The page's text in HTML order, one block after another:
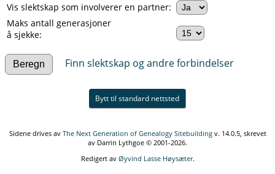
Vis slektskap som involverer en partner:
Maks antall generasjoner
å sjekke:
Finn slektskap og andre forbindelser
Bytt til standard nettsted
Sidene drives av The Next Generation of Genealogy Sitebuildingv. 14.0.5, skrevet
av Darrin Lythgoe © 2001-2026.
Redigert av Øyvind Lasse Høysæter.